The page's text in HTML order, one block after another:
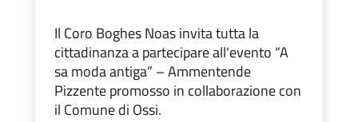
Il Coro Boghes Noas invita tutta la
cittadinanza a partecipare all'evento “A
sa moda antiga” – Ammentende
Pizzente promosso in collaborazione con
il Comune di Ossi.